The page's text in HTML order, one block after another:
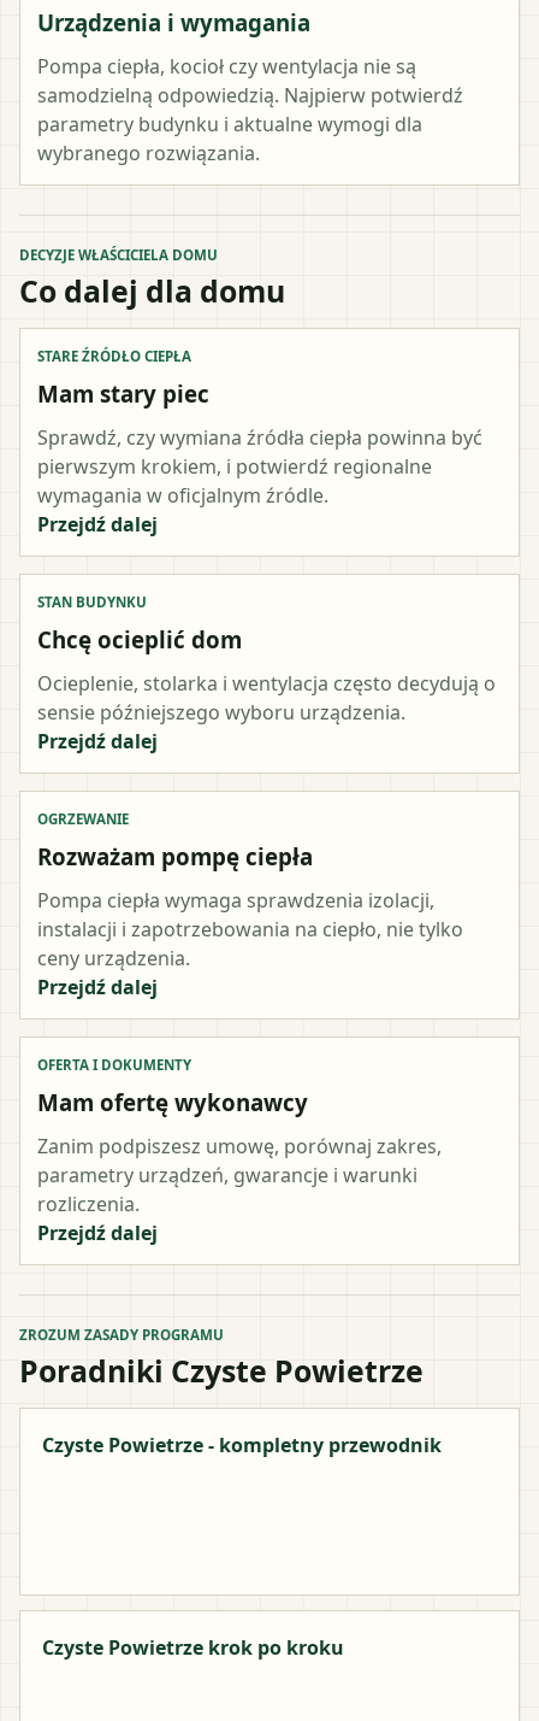
Urządzenia i wymagania
Pompa ciepła, kocioł czy wentylacja nie są
samodzielną odpowiedzią. Najpierw potwierdź
parametry budynku i aktualne wymogi dla
wybranego rozwiązania.
DECYZJE WŁAŚCICIELA DOMU
Co dalej dla domu
STARE ŹRÓDŁO CIEPŁA
Mam stary piec
Sprawdź, czy wymiana źródła ciepła powinna być
pierwszym krokiem, i potwierdź regionalne
wymagania w oficjalnym źródle.
Przejdź dalej
STAN BUDYNKU
Chcę ocieplić dom
Ocieplenie, stolarka i wentylacja często decydują o
sensie późniejszego wyboru urządzenia.
Przejdź dalej
OGRZEWANIE
Rozważam pompę ciepła
Pompa ciepła wymaga sprawdzenia izolacji,
instalacji i zapotrzebowania na ciepło, nie tylko
ceny urządzenia.
Przejdź dalej
OFERTA I DOKUMENTY
Mam ofertę wykonawcy
Zanim podpiszesz umowę, porównaj zakres,
parametry urządzeń, gwarancje i warunki
rozliczenia.
Przejdź dalej
ZROZUM ZASADY PROGRAMU
Poradniki Czyste Powietrze
Czyste Powietrze - kompletny przewodnik
Czyste Powietrze krok po kroku